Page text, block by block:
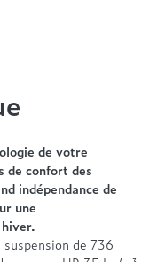
de votre
de confort des
indépendance de
une
de 736